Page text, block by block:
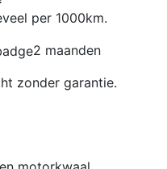
per 1000km.
2 maanden
zonder garantie.